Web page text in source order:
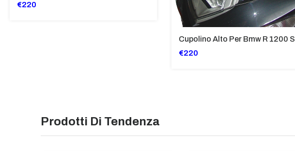
€220
€220
Prodotti Di Tendenza